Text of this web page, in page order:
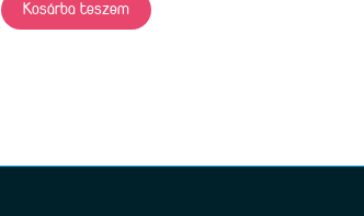
Kosárba teszem